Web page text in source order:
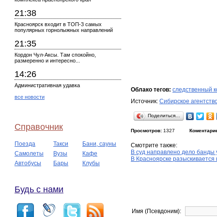
21:38
Красноярск входит в ТОП-3 самых
популярных горнолыжных направлений
21:35
Кордон Чул-Аксы. Там спокойно,
размеренно и интересно...
14:26
Административная удавка
все новости
Справочник
Поезда Такси
Бани, сауны
Самолеты
Вузы
Кафе
Автобусы
Бары Клубы
Будь с нами
Облако тегов: следственный
Источник: Сибирское
Поделиться…
Просмотров: 1327
Смотрите также:
В суд направлено дело банды
В Красноярске
Имя (Псевдоним):